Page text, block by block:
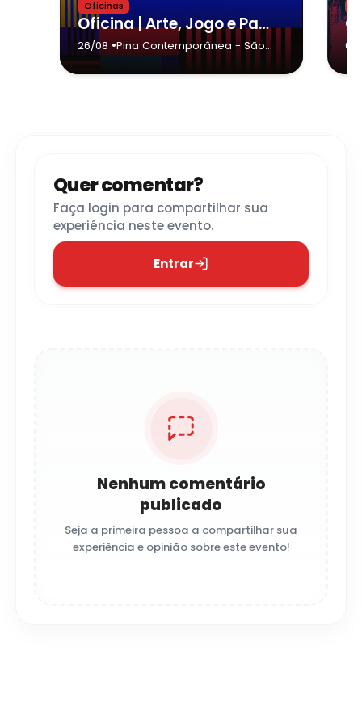
Oficinas
Oficina | Arte, Jogo e Participação
26/08 •Pina Contemporânea - São
Quer comentar?
Faça login para compartilhar sua
experiência neste evento.
Entrar
Nenhum comentário
publicado
Seja a primeira pessoa a compartilhar sua
experiência e opinião sobre este evento!